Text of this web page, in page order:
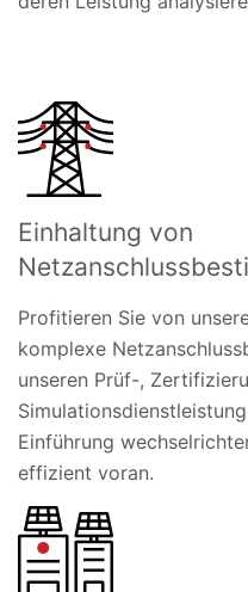
Einhaltung von
Profitieren Sie von
komplexe
unseren Prüf-,
Einführung
effizient voran.